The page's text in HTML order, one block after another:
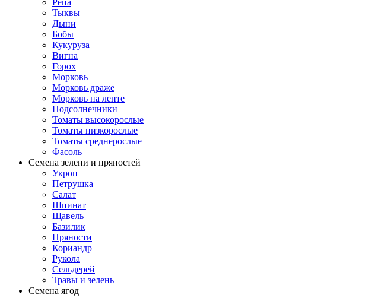
Репа
Тыквы
Дыни
Бобы
Кукуруза
Вигна
Горох
Морковь
Морковь драже
Морковь на ленте
Подсолнечники
Томаты высокорослые
Томаты низкорослые
Томаты среднерослые
Фасоль
Семена зелени и пряностей
Укроп
Петрушка
Салат
Шпинат
Щавель
Базилик
Пряности
Кориандр
Рукола
Сельдерей
Травы и зелень
Семена ягод